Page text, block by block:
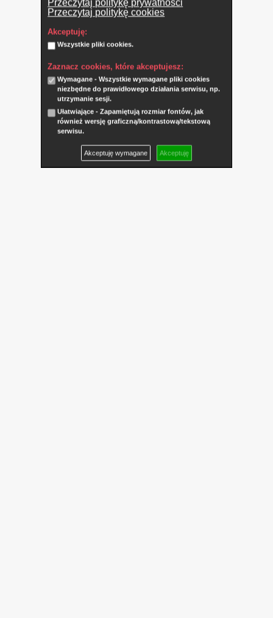
Przeczytaj politykę prywatności
Przeczytaj politykę cookies
Akceptuję:
Wszystkie pliki cookies.
Zaznacz cookies, które akceptujesz:
Wymagane - Wszystkie wymagane pliki cookies
niezbędne do prawidłowego działania serwisu, np.
utrzymanie sesji.
Ułatwiające - Zapamiętują rozmiar fontów, jak
również wersję graficzną/kontrastową/tekstową
serwisu.
Akceptuję wymagane Akceptuję